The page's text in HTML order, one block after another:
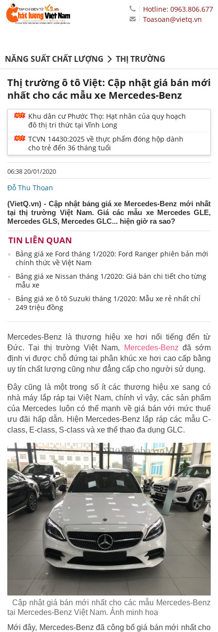
Hotline: 0963.806.677
Toasoan@vietq.vn
NĂNG SUẤT CHẤT LƯỢNG THỊ TRƯỜNG
Thị trường ô tô Việt: Cập nhật giá bán mới
nhất cho các mẫu xe Mercedes-Benz
Khu dân cư Phước Thọ: Hạt nhân của quy hoạch
đô thị tri thức tại Vĩnh Long
TCVN 14430:2025 về thực phẩm đóng hộp dành
cho trẻ đến 36 tháng tuổi
06:38 20/01/2020
Đỗ Thu Thoan
(VietQ.vn) - Cập nhật bảng giá xe Mercedes-Benz mới nhất
tại thị trường Việt Nam. Giá các mẫu xe Mercedes GLE,
Mercedes GLS, Mercedes GLC... hiện giờ ra sao?
TIN LIÊN QUAN
Bảng giá xe Ford tháng 1/2020: Ford Ranger phiên bản mới
chính thức về Việt Nam
Bảng giá xe Nissan tháng 1/2020: Giá bán chi tiết cho từng
mẫu xe
Bảng giá xe ô tô Suzuki tháng 1/2020: Mẫu xe rẻ nhất chỉ
249 triệu đồng
Mercedes-Benz là thương hiệu xe hơi nổi tiếng đến từ
Đức. Tại thị trường Việt Nam,
Mercedes-Benz đã sớm
định vị được chỗ đứng tại phân khúc xe hơi cao cấp bằng
uy tín chất lượng cũng như đẳng cấp cho người sử dụng.
Đây cũng là một trong số ít các thương hiệu xe sang có
nhà máy lắp ráp tại Việt Nam, chính vì vậy, các sản phẩm
của Mercedes luôn có thế mạnh về giá bán với mức thuế
ưu đãi hấp dẫn. Hiện Mercedes-Benz lắp ráp các mẫu C-
class, E-class, S-class và xe thể thao đa dụng GLC.
Cập nhật giá bán mới nhất cho các mẫu Mercedes-Benz
tại Mercedes-Benz Việt Nam. Ảnh minh hoạ
Mới đây, Mercedes-Benz đã công bố giá bán mới nhất cho